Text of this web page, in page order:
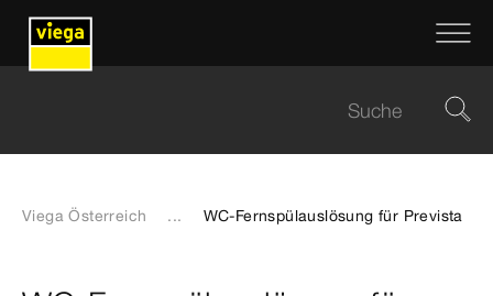
Viega Österreich ... WC-Fernspülauslösung für Prevista